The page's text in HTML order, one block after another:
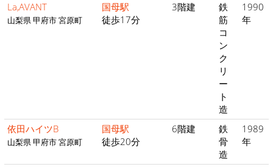
La,AVANT
山梨県 甲府市 宮原町
国母駅
徒歩17分
3階建
鉄
筋
コ
ン
ク
リ
ー
ト
造
1990
年
依田ハイツB
山梨県 甲府市 宮原町
国母駅
徒歩20分
6階建
鉄
骨
造
1989
年